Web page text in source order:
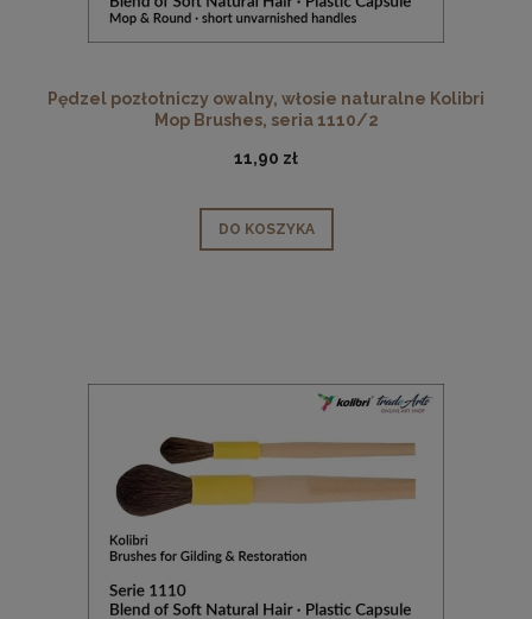
Pędzel pozłotniczy owalny, włosie naturalne Kolibri
Mop Brushes, seria 1110/2
11,90 zł
DO KOSZYKA